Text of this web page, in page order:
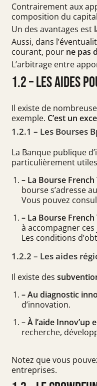
Contrairement aux
composition du
Un des avantages est
Aussi, dans
courant, pour ne pas
L’arbitrage entre
1.2 – Les aides
Il existe de
exemple. C’est un
1.2.1 – Les Bourses
La Banque publique
particulièrement
– La Bourse French
bourse s’adresse
Vous pouvez
– La Bourse
à accompagner
Les conditions
1.2.2 – Les aides
Il existe des
– Au diagnostic
d’innovation.
– À l’aide Innov’up
recherche,
Notez que vous
entreprises.